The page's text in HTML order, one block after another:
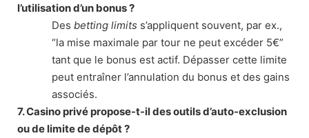
l’utilisation d’un bonus ?
Des betting limits s’appliquent souvent, par ex.,
“la mise maximale par tour ne peut excéder 5€”
tant que le bonus est actif. Dépasser cette limite
peut entraîner l’annulation du bonus et des gains
associés.
7. Casino privé propose-t-il des outils d’auto-exclusion
ou de limite de dépôt ?